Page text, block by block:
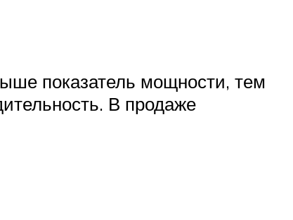
показатель мощности, тем
В продаже